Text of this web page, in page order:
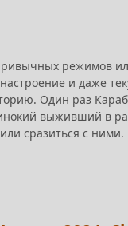
режимов
и даже
Один раз
выживший в
сразиться с ними.